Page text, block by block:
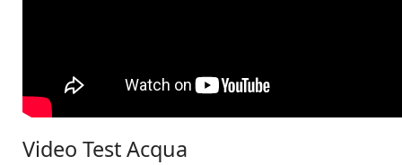
Video Test Acqua